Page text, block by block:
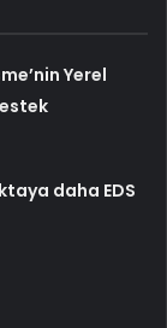
Yerel
daha EDS